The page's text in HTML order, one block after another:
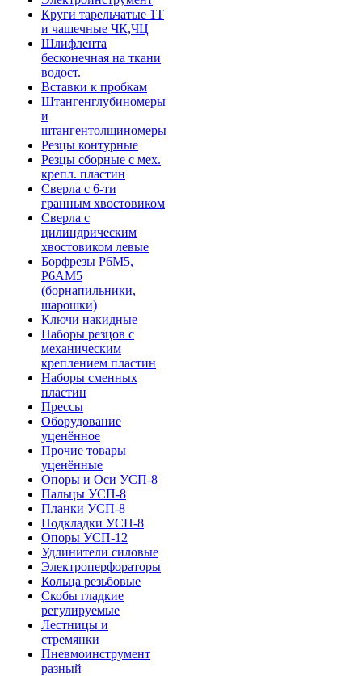
Круги тарельчатые 1Т
и чашечные ЧК,ЧЦ
Шлифлента
бесконечная на ткани
водост.
Вставки к пробкам
Штангенглубиномеры
и
штангентолщиномеры
Резцы контурные
Резцы сборные с мех.
крепл. пластин
Сверла с 6-ти
гранным хвостовиком
Сверла с
цилиндрическим
хвостовиком левые
Борфрезы Р6М5,
Р6АМ5
(борнапильники,
шарошки)
Ключи накидные
Наборы резцов с
механическим
креплением пластин
Наборы сменных
пластин
Прессы
Оборудование
уценённое
Прочие товары
уценённые
Опоры и Оси УСП-8
Пальцы УСП-8
Планки УСП-8
Подкладки УСП-8
Опоры УСП-12
Удлинители силовые
Электроперфораторы
Кольца резьбовые
Скобы гладкие
регулируемые
Лестницы и
стремянки
Пневмоинструмент
разный